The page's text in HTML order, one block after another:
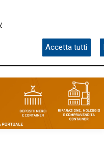
Accetta tutti